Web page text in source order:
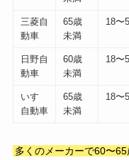
三菱自
動車
65歳
未満
18〜
日野自
動車
60歳
未満
18〜
いすゞ
自動車
65歳
未満
18〜
多くのメーカーで60〜